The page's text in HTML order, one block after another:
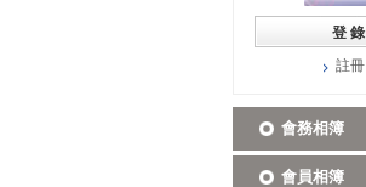
註冊
會務相簿
會員相簿